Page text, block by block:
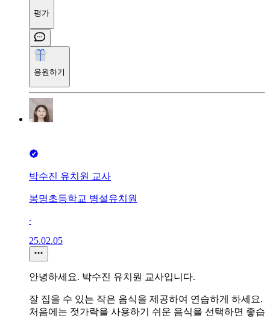
평가
응원하기
박수진 유치원 교사
봉명초등학교 병설유치원
∙
25.02.05
안녕하세요. 박수진 유치원 교사입니다.
잘 집을 수 있는 작은 음식을 제공하여 연습하게 하세요.
처음에는 젓가락을 사용하기 쉬운 음식을 선택하면 좋습